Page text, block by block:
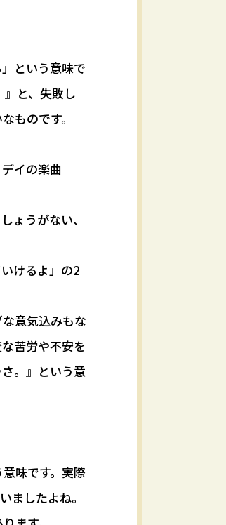
という意味で
と、失敗し
ものです。
イの楽曲
ょうがない、
けるよ」の2
意気込みもな
苦労や不安を
。』という意
味です。実際
ましたよね。